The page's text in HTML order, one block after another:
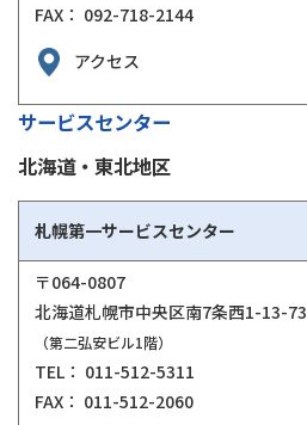
FAX： 092-718-2144
アクセス
サービスセンター
北海道・東北地区
札幌第一サービスセンター
〒064-0807
北海道札幌市中央区南7条西1-13-73
（第二弘安ビル1階）
TEL： 011-512-5311
FAX： 011-512-2060